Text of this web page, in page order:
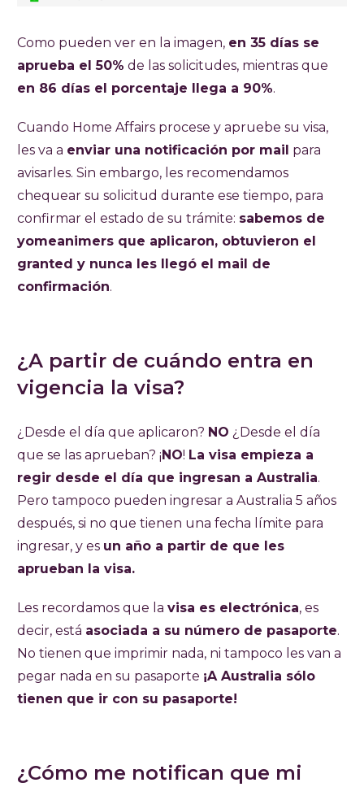
Como pueden ver en la imagen, en 35 días se
aprueba el 50% de las solicitudes, mientras que
en 86 días el porcentaje llega a 90%.
Cuando Home Affairs procese y apruebe su visa,
les va a enviar una notificación por mail para
avisarles. Sin embargo, les recomendamos
chequear su solicitud durante ese tiempo, para
confirmar el estado de su trámite: sabemos de
yomeanimers que aplicaron, obtuvieron el
granted y nunca les llegó el mail de
confirmación.
¿A partir de cuándo entra en
vigencia la visa?
¿Desde el día que aplicaron? NO ¿Desde el día
que se las aprueban? ¡ NO! La visa empieza a
regir desde el día que ingresan a Australia.
Pero tampoco pueden ingresar a Australia 5 años
después, si no que tienen una fecha límite para
ingresar, y es un año a partir de que les
aprueban la visa.
Les recordamos que la visa es electrónica, es
decir, está asociada a su número de pasaporte.
No tienen que imprimir nada, ni tampoco les van a
pegar nada en su pasaporte ¡A Australia sólo
tienen que ir con su pasaporte!
¿Cómo me notifican que mi